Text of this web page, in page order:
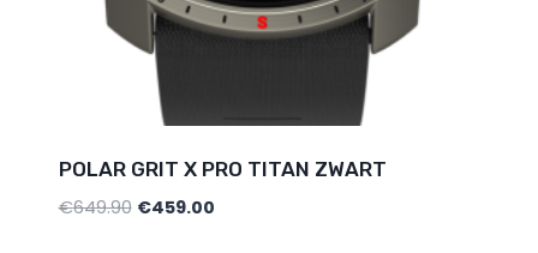
POLAR GRIT X PRO TITAN ZWART
€649.90 €459.00